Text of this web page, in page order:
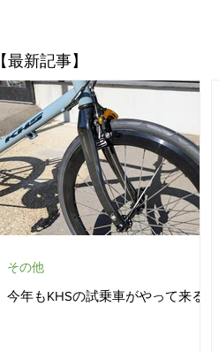
​【最新記事】
今年もKHSの試乗車がやって来る
その他